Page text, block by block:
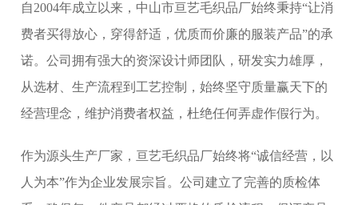
自2004年成立以来，中山市亘艺毛织品厂始终秉持“让消
费者买得放心，穿得舒适，优质而价廉的服装产品”的承
诺。公司拥有强大的资深设计师团队，研发实力雄厚，
从选材、生产流程到工艺控制，始终坚守质量赢天下的
经营理念，维护消费者权益，杜绝任何弄虚作假行为。
作为源头生产厂家，亘艺毛织品厂始终将“诚信经营，以
人为本”作为企业发展宗旨。公司建立了完善的质检体